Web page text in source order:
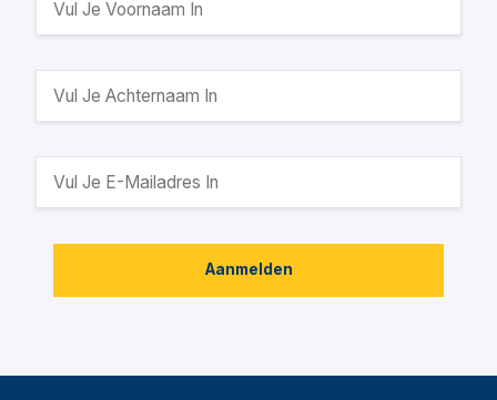
Aanmelden